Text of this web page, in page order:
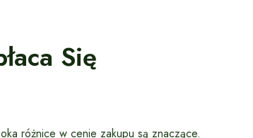
Się
różnice w cenie zakupu są znaczące.